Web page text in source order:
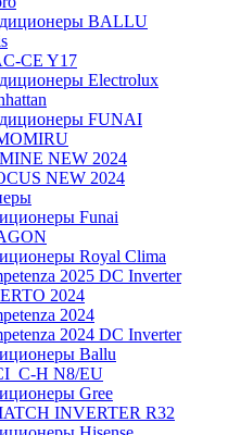
BALLU
CE Y17
Electrolux
FUNAI
NEW 2024
NEW 2024
Funai
Royal Clima
2025 DC Inverter
2024
2024
2024 DC Inverter
Ballu
H N8/EU
Gree
INVERTER R32